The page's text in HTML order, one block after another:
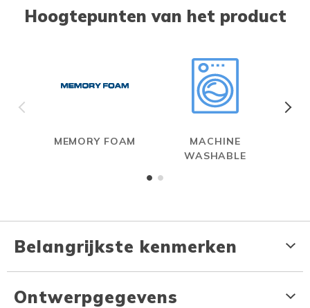
Hoogtepunten van het product
MEMORY FOAM
MACHINE
WASHABLE
Belangrijkste kenmerken
Ontwerpgegevens